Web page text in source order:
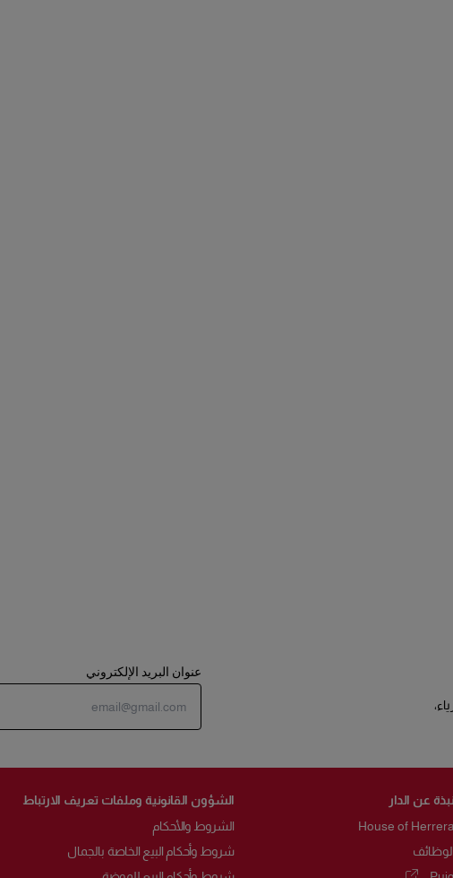
عنوان البريد الإلكتروني
نبذة عن الدار
House of Herrera
الوظائف
الشؤون القانونية وملفات تعريف الارتباط
الشروط والأحكام
شروط وأحكام البيع الخاصة بالجمال